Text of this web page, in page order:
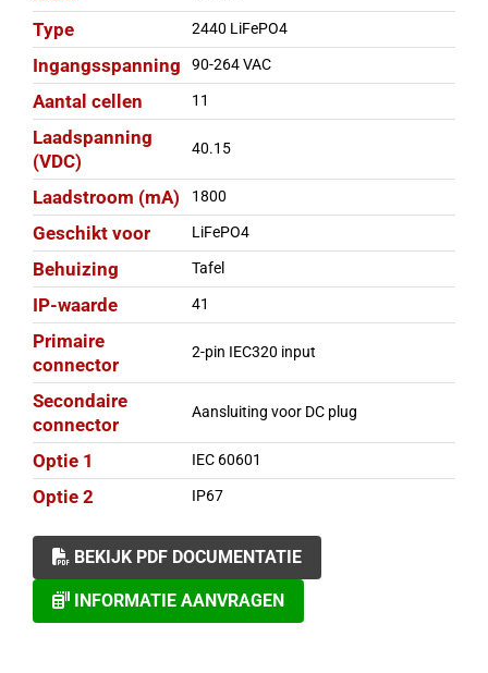
Type 2440 LiFePO4
Ingangsspanning 90-264 VAC
Aantal cellen 11
Laadspanning
(VDC)
40.15
Laadstroom (mA) 1800
Geschikt voor LiFePO4
Behuizing Tafel
IP-waarde 41
Primaire
connector
2-pin IEC320 input
Secondaire
connector
Aansluiting voor DC plug
Optie 1 IEC 60601
Optie 2 IP67
BEKIJK PDF DOCUMENTATIE
INFORMATIE AANVRAGEN